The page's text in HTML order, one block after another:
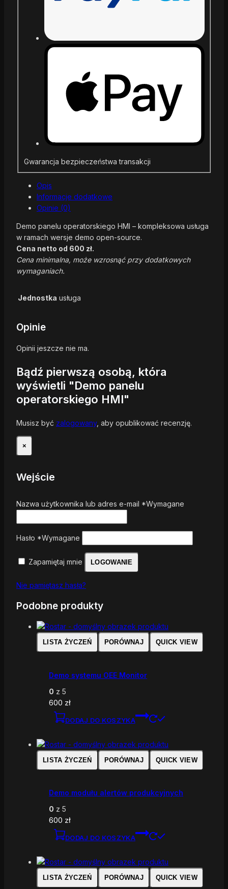
Gwarancja bezpieczeństwa transakcji
Opis
Informacje dodatkowe
Opinie (0)
Demo panelu operatorskiego HMI – kompleksowa usługa
w ramach wersje demo open-source.
Cena netto od 600 zł.
Cena minimalna, może wzrosnąć przy dodatkowych
wymaganiach.
Jednostka usługa
Opinie
Opinii jeszcze nie ma.
Bądź pierwszą osobą, która
wyświetli "Demo panelu
operatorskiego HMI"
Musisz być zalogowany, aby opublikować recenzję.
×
Wejście
Nazwa użytkownika lub adres e-mail *Wymagane
Hasło *Wymagane
Zapamiętaj mnie LOGOWANIE
Nie pamiętasz hasła?
Podobne produkty
LISTA ŻYCZEŃ PORÓWNAJ QUICK VIEW
Demo systemu OEE Monitor
0 z 5
600 zł
DODAJ DO KOSZYKA
LISTA ŻYCZEŃ PORÓWNAJ QUICK VIEW
Demo modułu alertów produkcyjnych
0 z 5
600 zł
DODAJ DO KOSZYKA
LISTA ŻYCZEŃ PORÓWNAJ QUICK VIEW